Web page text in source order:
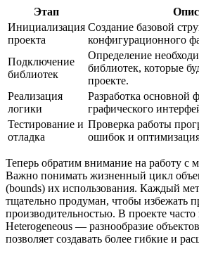
Этап
Инициализация
проекта
Создание базовой
конфигурационного
Подключение
библиотек
Определение
библиотек, которые
проекте.
Реализация
логики
Разработка основной
графического
Тестирование и
отладка
Проверка работы
ошибок и
Теперь обратим внимание на работу с
Важно понимать жизненный цикл
(bounds) их использования. Каждый
тщательно продуман, чтобы избежать
производительностью. В проекте
Heterogeneous — разнообразие
позволяет создавать более гибкие и